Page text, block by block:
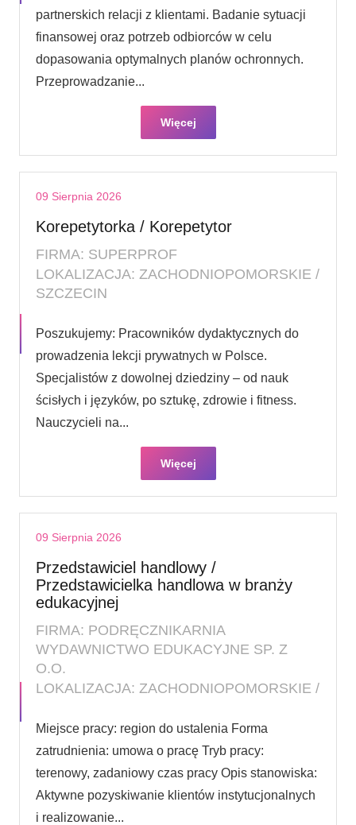
partnerskich relacji z klientami. Badanie sytuacji
finansowej oraz potrzeb odbiorców w celu
dopasowania optymalnych planów ochronnych.
Przeprowadzanie...
Więcej
09 Sierpnia 2026
Korepetytorka / Korepetytor
FIRMA: SUPERPROF
LOKALIZACJA: ZACHODNIOPOMORSKIE /
SZCZECIN
Poszukujemy: Pracowników dydaktycznych do
prowadzenia lekcji prywatnych w Polsce.
Specjalistów z dowolnej dziedziny – od nauk
ścisłych i języków, po sztukę, zdrowie i fitness.
Nauczycieli na...
Więcej
09 Sierpnia 2026
Przedstawiciel handlowy /
Przedstawicielka handlowa w branży
edukacyjnej
FIRMA: PODRĘCZNIKARNIA
WYDAWNICTWO EDUKACYJNE SP. Z
O.O.
LOKALIZACJA: ZACHODNIOPOMORSKIE /
Miejsce pracy: region do ustalenia Forma
zatrudnienia: umowa o pracę Tryb pracy:
terenowy, zadaniowy czas pracy Opis stanowiska:
Aktywne pozyskiwanie klientów instytucjonalnych
i realizowanie...